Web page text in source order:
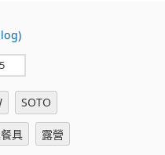
SOTO
具 露營